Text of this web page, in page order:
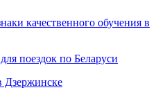
качественного обучения в
поездок по Беларуси
Дзержинске